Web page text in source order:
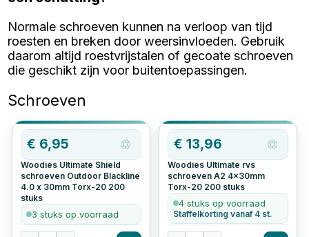
Normale schroeven kunnen na verloop van tijd
roesten en breken door weersinvloeden. Gebruik
daarom altijd roestvrijstalen of gecoate schroeven
die geschikt zijn voor buitentoepassingen.
Schroeven
€ 6,95
Woodies Ultimate Shield
schroeven Outdoor Blackline
4.0 x 30mm Torx-20 200
stuks
3 stuks op voorraad
€ 13,96
Woodies Ultimate rvs
schroeven A2 4x30mm
Torx-20 200 stuks
4 stuks op voorraad
Staffelkorting vanaf 4 st.